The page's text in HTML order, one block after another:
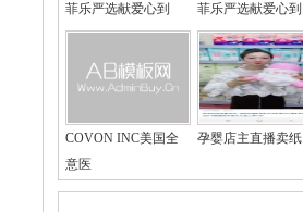
菲乐严选献爱心到 菲乐严选献爱心到
COVON INC美国全
意医
孕婴店主直播卖纸